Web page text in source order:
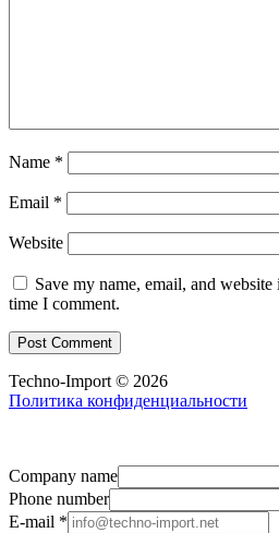
Name *
Email *
Website
Save my name, email, and
time I comment.
Techno-Import © 2026
Политика конфиденциальности
Company name
Phone number
E-mail *